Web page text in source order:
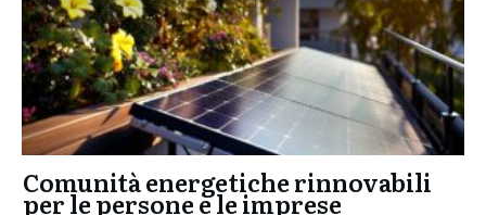
Comunità energetiche rinnovabili
per le persone e le imprese